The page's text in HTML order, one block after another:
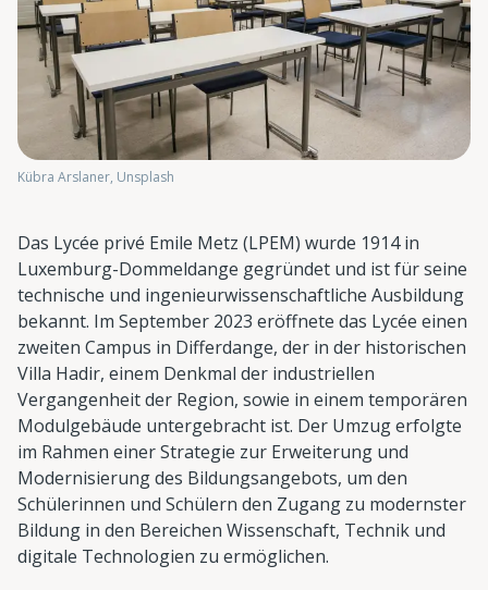
Kübra Arslaner, Unsplash
Das Lycée privé Emile Metz (LPEM) wurde 1914 in
Luxemburg-Dommeldange gegründet und ist für seine
technische und ingenieurwissenschaftliche Ausbildung
bekannt. Im September 2023 eröffnete das Lycée einen
zweiten Campus in Differdange, der in der historischen
Villa Hadir, einem Denkmal der industriellen
Vergangenheit der Region, sowie in einem temporären
Modulgebäude untergebracht ist. Der Umzug erfolgte
im Rahmen einer Strategie zur Erweiterung und
Modernisierung des Bildungsangebots, um den
Schülerinnen und Schülern den Zugang zu modernster
Bildung in den Bereichen Wissenschaft, Technik und
digitale Technologien zu ermöglichen.